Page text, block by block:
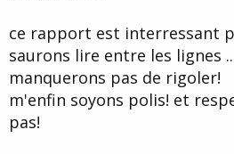
sensations et les émotions par une
introspective. Ainsi les masques se
l'estime de soi et la confiance.
Elle est aussi un outil de choix dans la
traumatique de par la juxtaposition
ce rapport est interressant
saurons lire entre les lignes
manquerons pas de rigoler!
m'enfin soyons polis! et
pas!